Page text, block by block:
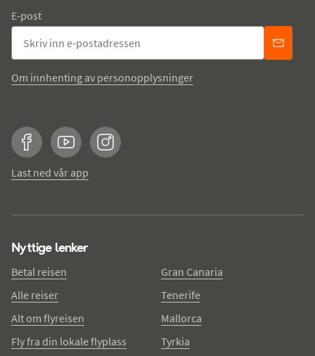
E-post
Om innhenting av personopplysninger
FacebookYouTubeInstagram
Last ned vår app
Nyttige lenker
Betal reisen
Alle reiser
Alt om flyreisen
Fly fra din lokale flyplass
Gran Canaria
Tenerife
Mallorca
Tyrkia